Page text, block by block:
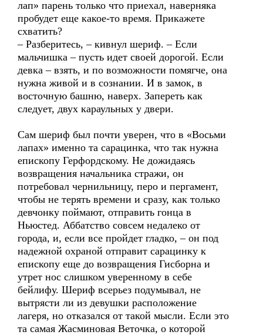
лап» парень только что приехал, наверняка
пробудет еще какое-то время. Прикажете
схватить?
– Разберитесь, – кивнул шериф. – Если
мальчишка – пусть идет своей дорогой. Если
девка – взять, и по возможности помягче, она
нужна живой и в сознании. И в замок, в
восточную башню, наверх. Запереть как
следует, двух караульных у двери.
Сам шериф был почти уверен, что в «Восьми
лапах» именно та сарацинка, что так нужна
епископу Герфордскому. Не дожидаясь
возвращения начальника стражи, он
потребовал чернильницу, перо и пергамент,
чтобы не терять времени и сразу, как только
девчонку поймают, отправить гонца в
Ньюстед. Аббатство совсем недалеко от
города, и, если все пройдет гладко, – он под
надежной охраной отправит сарацинку к
епископу еще до возвращения Гисборна и
утрет нос слишком уверенному в себе
бейлифу. Шериф всерьез подумывал, не
вытрясти ли из девушки расположение
лагеря, но отказался от такой мысли. Если это
та самая Жасминовая Веточка, о которой